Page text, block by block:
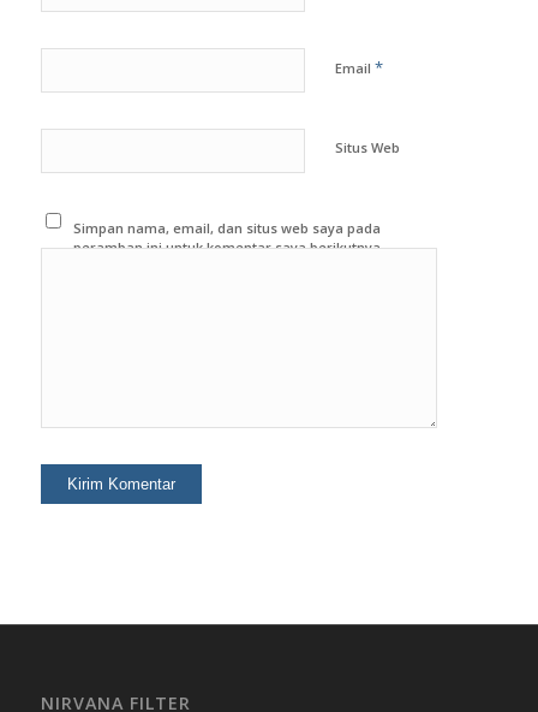
Email *
Situs Web
Simpan nama, email, dan situs web saya pada
peramban ini untuk komentar saya berikutnya.
NIRVANA FILTER